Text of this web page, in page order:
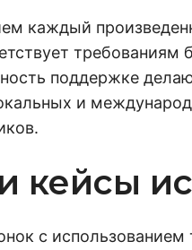
каждый
требованиям
поддержке
и
с